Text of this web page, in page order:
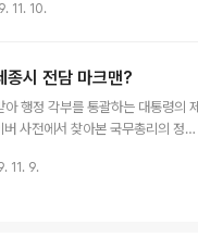
운영중이었다. 하지만 건설회사의
여달라는 유서내용이 보도되었다.
을 접하면서 많은 생각이 들었다. 국
의 회장이었던 사람의 말로가 자살
도 한순간에 형제들에게서 쫓겨나고
11. 10.
종시 전담 마크맨?
행정 각부를 통괄하는 대통령의 제
사전에서 찾아본 국무총리의 정의
약해보이는 것이 사실이지만 어쨌
11. 9.